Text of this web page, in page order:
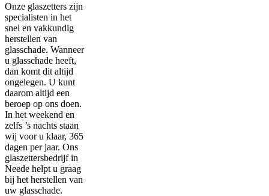
Onze glaszetters zijn
specialisten in het
snel en vakkundig
herstellen van
glasschade. Wanneer
u glasschade heeft,
dan komt dit altijd
ongelegen. U kunt
daarom altijd een
beroep op ons doen.
In het weekend en
zelfs ’s nachts staan
wij voor u klaar, 365
dagen per jaar. Ons
glaszettersbedrijf in
Neede helpt u graag
bij het herstellen van
uw glasschade.